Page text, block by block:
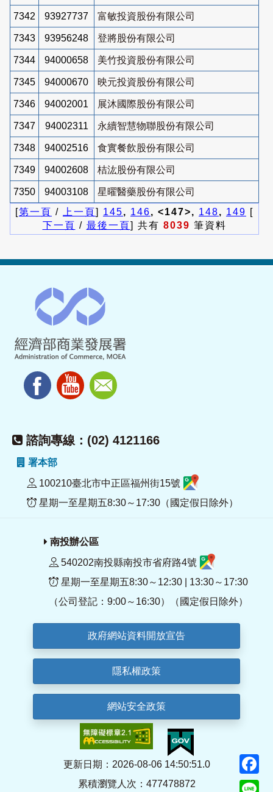
7342 93927737 富敏投資股份有限公司
7343 93956248 登將股份有限公司
7344 94000658 美竹投資股份有限公司
7345 94000670 映元投資股份有限公司
7346 94002001 展沐國際股份有限公司
7347 94002311 永續智慧物聯股份有限公司
7348 94002516 食實餐飲股份有限公司
7349 94002608 桔汯股份有限公司
7350 94003108
星曜醫藥股份有限公司
[第一頁 / 上一頁] 145, 146, <147>, 148, 149 [
下一頁 / 最後一頁] 共有 8039 筆資料
諮詢專線：(02) 4121166
署本部
100210臺北市中正區福州街15號
星期一至星期五8:30～17:30（國定假日除外）
南投辦公區
540202南投縣南投市省府路4號
星期一至星期五8:30～12:30 | 13:30～17:30
（公司登記：9:00～16:30）（國定假日除外）
政府網站資料開放宣告
隱私權政策
網站安全政策
更新日期：2026-08-06 14:50:51.0
累積瀏覽人次：477478872